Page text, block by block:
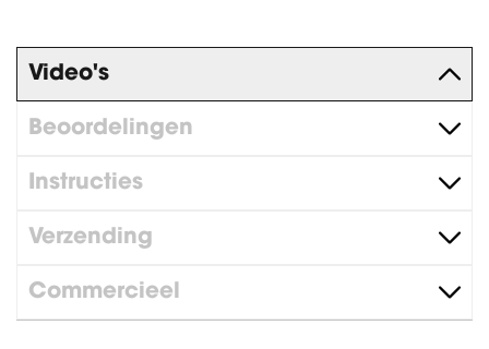
Video's
Beoordelingen
Instructies
Verzending
Commercieel